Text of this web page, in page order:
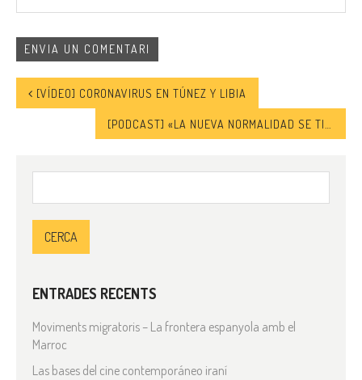
[VÍDEO] CORONAVIRUS EN TÚNEZ Y LIBIA
ENTRADES RECENTS
Moviments migratoris – La frontera espanyola amb el
Marroc
Las bases del cine contemporáneo iraní